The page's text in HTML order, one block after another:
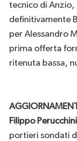
tecnico di Anzio,
definitivamente
per Alessandro
prima offerta
ritenuta bassa,
Filippo Perucchini
portieri sondati